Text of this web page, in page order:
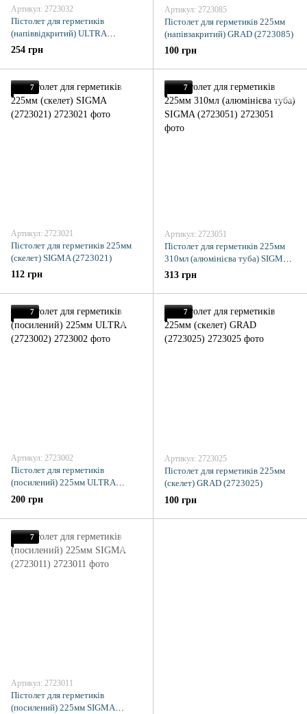
Артикул: 2723032
Пістолет для герметиків
(напіввідкритий) ULTRA
(2723032)
254 грн
Артикул: 2723085
Пістолет для герметиків 225мм
(напівзакритий) GRAD (2723085)
100 грн
7
Артикул: 2723021
Пістолет для герметиків 225мм
(скелет) SIGMA (2723021)
112 грн
7
Артикул: 2723051
Пістолет для герметиків 225мм
310мл (алюмінієва туба) SIGMA
(2723051)
313 грн
7
Артикул: 2723002
Пістолет для герметиків
(посилений) 225мм ULTRA
(2723002)
200 грн
7
Артикул: 2723025
Пістолет для герметиків 225мм
(скелет) GRAD (2723025)
100 грн
7
Артикул: 2723011
Пістолет для герметиків
(посилений) 225мм SIGMA